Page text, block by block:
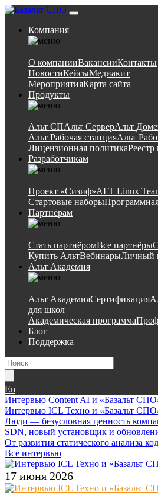
Компания
О компанииВакансииКонтакты
НовостиКейсыМедиакит
МероприятияКарта сайта
Продукты
Альт СПАльт СерверАльт
Альт Рабочая станцияАльт
Лицензионная политикаРеестр
Разработчикам
Проект «Сизиф»ALT Linux
Стартовые наборы
Партнёрам
Стать партнёромВсе партнёры
Купить АльтВебинарыЛичный
Альт Академия
Альт АкадемияСертификация
для школ
Академическая программа
Блог
Поддержка
En
Интервью Content AI и «Базальт
Интервью ICL Техно и «Базальт
Люди — безусловная ценность
SDN, новый установщик и
От развития статического анализа
Все интервью
17 июня 2026